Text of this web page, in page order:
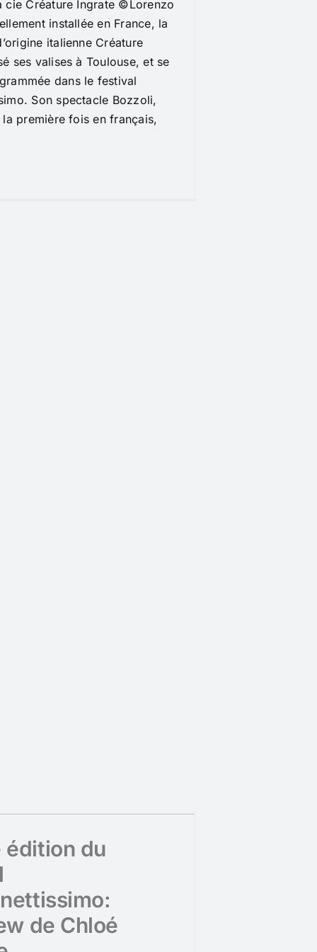
cie Créature Ingrate ©Lorenzo
installée en France, la
italienne Créature
ses valises à Toulouse, et se
dans le festival
Son spectacle Bozzoli,
première fois en français,
édition du
de Chloé